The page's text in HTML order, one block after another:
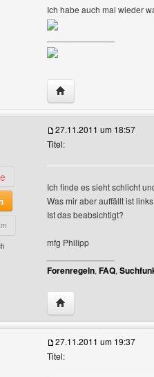
Profile anzeigen
Ich habe auch mal wieder
Website dieses
Profile anzeigen
27.11.2011 um 18:57
Titel:
Ich finde es sieht schlicht
Was mir aber auffällt ist
Ist das beabsichtigt?
mfg Philipp
Forenregeln, FAQ,
Website dieses
27.11.2011 um 19:37
Titel: